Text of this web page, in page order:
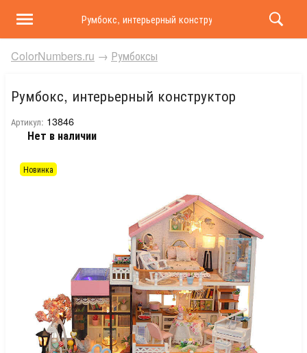
Румбокс, интерьерный конструктор
ColorNumbers.ru → Румбоксы
Румбокс, интерьерный конструктор
Артикул: 13846
Нет в наличии
Новинка